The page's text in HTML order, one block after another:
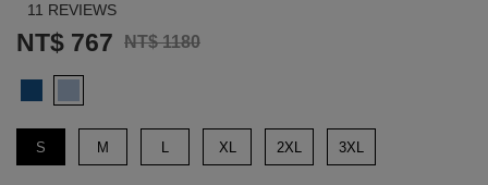
11 REVIEWS
NT$ 767 NT$ 1180
S M L XL 2XL 3XL